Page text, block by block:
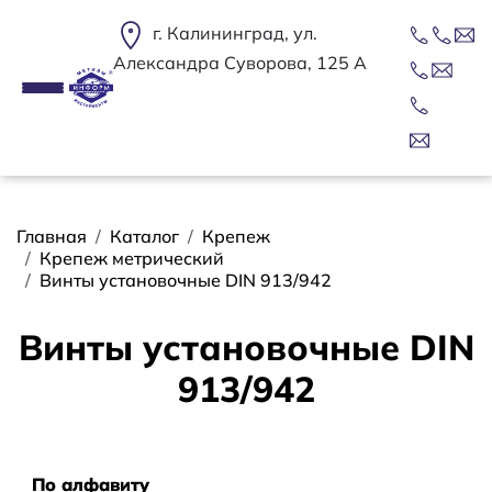
г. Калининград, ул.
Александра Суворова, 125 А
Строка навигации
Главная Каталог
Крепеж
Крепеж метрический
Винты установочные DIN 913/942
Винты установочные DIN
913/942
По алфавиту
По алфавиту